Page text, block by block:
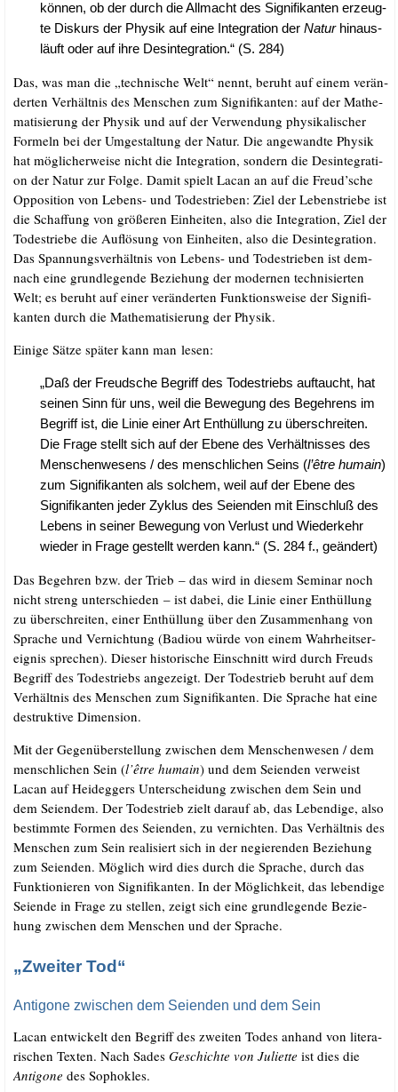
kön­nen, ob der durch die All­macht des Signi­fi­kan­ten erzeug­
te Dis­kurs der Phy­sik auf eine Inte­gra­ti­on der Naturhin­aus­
läuft oder auf ihre Des­in­te­gra­ti­on.“ (S. 284)
Das, was man die „tech­ni­sche Welt“ nennt, beruht auf einem ver­än­
der­ten Ver­hält­nis des Men­schen zum Signi­fi­kan­ten: auf der Mathe­
ma­ti­sie­rung der Phy­sik und auf der Ver­wen­dung phy­si­ka­li­scher
For­meln bei der Umge­stal­tung der Natur. Die ange­wand­te Phy­sik
hat mög­li­cher­wei­se nicht die Inte­gra­ti­on, son­dern die Des­in­te­gra­ti­
on der Natur zur Fol­ge. Damit spielt Lacan an auf die Freud’sche
Oppo­si­ti­on von Lebens- und Todes­trie­ben: Ziel der Lebens­trie­be ist
die Schaf­fung von grö­ße­ren Ein­hei­ten, also die Inte­gra­ti­on, Ziel der
Todes­trie­be die Auf­lö­sung von Ein­hei­ten, also die Des­in­te­gra­ti­on.
Das Span­nungs­ver­hält­nis von Lebens- und Todes­trie­ben ist dem­
nach eine grund­le­gen­de Bezie­hung der moder­nen tech­ni­sier­ten
Welt; es beruht auf einer ver­än­der­ten Funk­ti­ons­wei­se der Signi­fi­
kan­ten durch die Mathe­ma­ti­sie­rung der Physik.
Eini­ge Sät­ze spä­ter kann man lesen:
„Daß der Freud­sche Begriff des Todes­triebs auf­taucht, hat
sei­nen Sinn für uns, weil die Bewe­gung des Begeh­rens im
Begriff ist, die Linie einer Art Ent­hül­lung zu über­schrei­ten.
Die Fra­ge stellt sich auf der Ebe­ne des Ver­hält­nis­ses des
Men­schen­we­sens /​ des mensch­li­chen Seins (l’être humain)
zum Signi­fi­kan­ten als sol­chem, weil auf der Ebe­ne des
Signi­fi­kan­ten jeder Zyklus des Sei­en­den mit Ein­schluß des
Lebens in sei­ner Bewe­gung von Ver­lust und Wie­der­kehr
wie­der in Fra­ge gestellt wer­den kann.“ (S. 284 f., geändert)
Das Begeh­ren bzw. der Trieb – das wird in die­sem Semi­nar noch
nicht streng unter­schie­den – ist dabei, die Linie einer Ent­hül­lung
zu über­schrei­ten, einer Ent­hül­lung über den Zusam­men­hang von
Spra­che und Ver­nich­tung (Badiou wür­de von einem Wahr­heits­er­
eig­nis spre­chen). Die­ser his­to­ri­sche Ein­schnitt wird durch Freuds
Begriff des Todes­triebs ange­zeigt. Der Todes­trieb beruht auf dem
Ver­hält­nis des Men­schen zum Signi­fi­kan­ten. Die Spra­che hat eine
destruk­ti­ve Dimension.
Mit der Gegen­über­stel­lung zwi­schen dem Men­schen­we­sen /​ dem
mensch­li­chen Sein (l’être humain) und dem Sei­en­den ver­weist
Lacan auf Heid­eg­gers Unter­schei­dung zwi­schen dem Sein und
dem Sei­en­dem. Der Todes­trieb zielt dar­auf ab, das Leben­di­ge, also
bestimm­te For­men des Sei­en­den, zu ver­nich­ten. Das Ver­hält­nis des
Men­schen zum Sein rea­li­siert sich in der negie­ren­den Bezie­hung
zum Sei­en­den. Mög­lich wird dies durch die Spra­che, durch das
Funk­tio­nie­ren von Signi­fi­kan­ten. In der Mög­lich­keit, das leben­di­ge
Sei­en­de in Fra­ge zu stel­len, zeigt sich eine grund­le­gen­de Bezie­
hung zwi­schen dem Men­schen und der Sprache.
„Zweiter Tod“
Antigone zwischen dem Seienden und dem Sein
Lacan ent­wi­ckelt den Begriff des zwei­ten Todes anhand von lite­ra­
ri­schen Tex­ten. Nach Sades Geschich­te von Juli­et­te ist dies die
Anti­go­ne des Sophokles.